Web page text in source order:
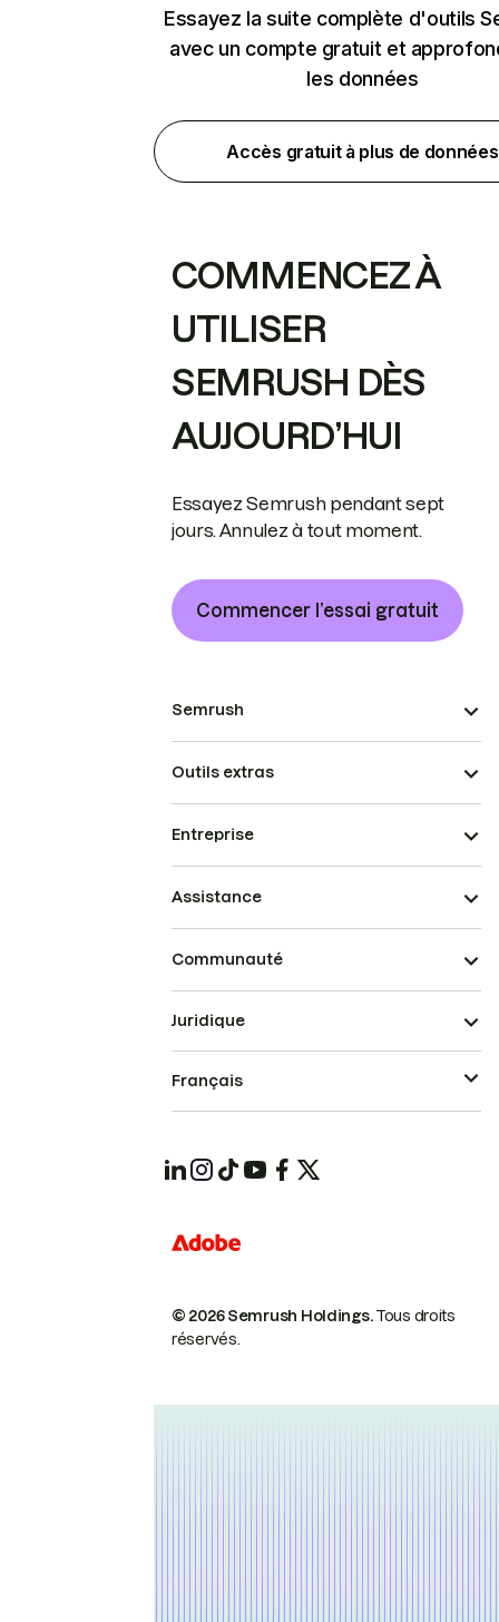
Essayez la suite complète d'outils
avec un compte gratuit et
les données
Accès gratuit à plus de données
COMMENCEZ À
UTILISER
SEMRUSH DÈS
AUJOURD’HUI
Essayez Semrush pendant sept
jours. Annulez à tout moment.
Commencer l’essai gratuit
Semrush
Outils extras
Entreprise
Assistance
Communauté
© 2026 Semrush Holdings.Tous droits
réservés.
Juridique
Français